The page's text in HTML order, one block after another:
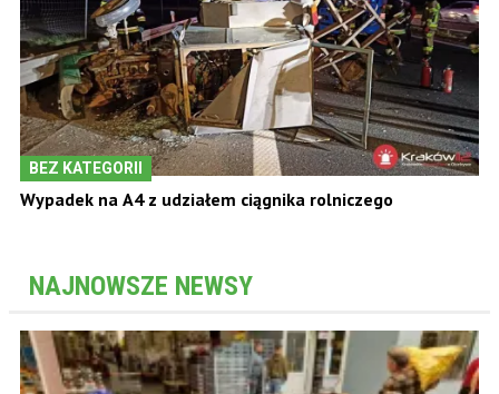
BEZ KATEGORII
Wypadek na A4 z udziałem ciągnika rolniczego
NAJNOWSZE NEWSY